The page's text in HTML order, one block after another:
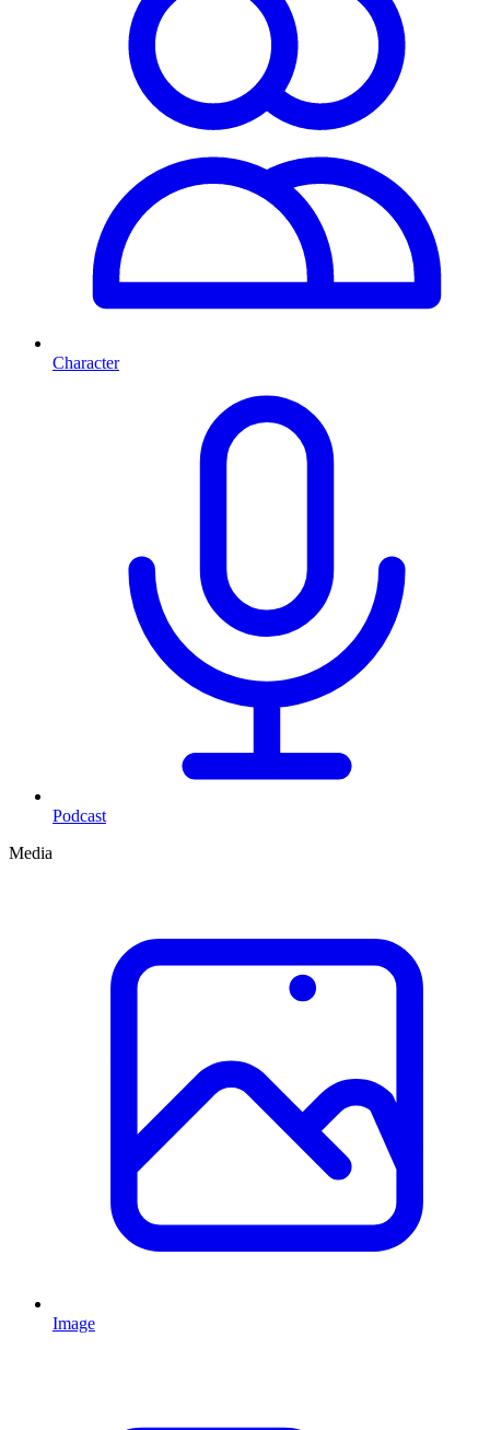
Character
Podcast
Media
Image